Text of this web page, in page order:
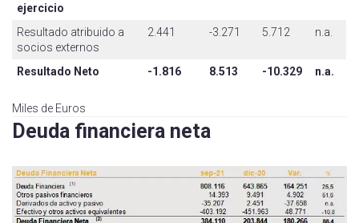
ejercicio
Resultado atribuido a
socios externos
2.441 -3.271 5.712 n.a.
Resultado Neto -1.816 8.513 -10.329 n.a.
Miles de Euros
Deuda financiera neta